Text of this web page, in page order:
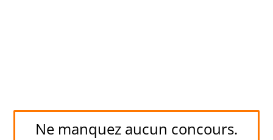
Ne manquez aucun concours.